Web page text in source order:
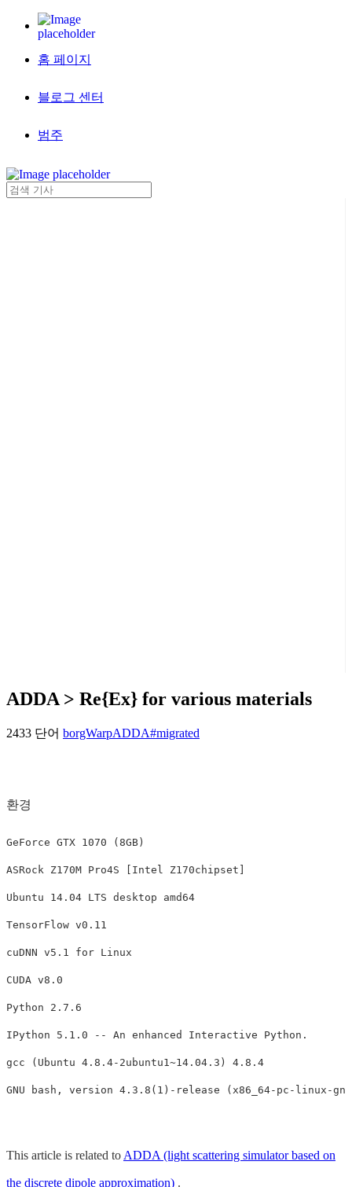
홈 페이지
블로그 센터
범주
ADDA > Re{Ex} for various materials
2433 단어 borgWarpADDA#migrated
환경
GeForce GTX 1070 (8GB)
ASRock Z170M Pro4S [Intel Z170chipset]
Ubuntu 14.04 LTS desktop amd64
TensorFlow v0.11
cuDNN v5.1 for Linux
CUDA v8.0
Python 2.7.6
IPython 5.1.0 -- An enhanced Interactive Python.
gcc (Ubuntu 4.8.4-2ubuntu1~14.04.3) 4.8.4
This article is related to ADDA (light scattering simulator based on
the discrete dipole approximation) .